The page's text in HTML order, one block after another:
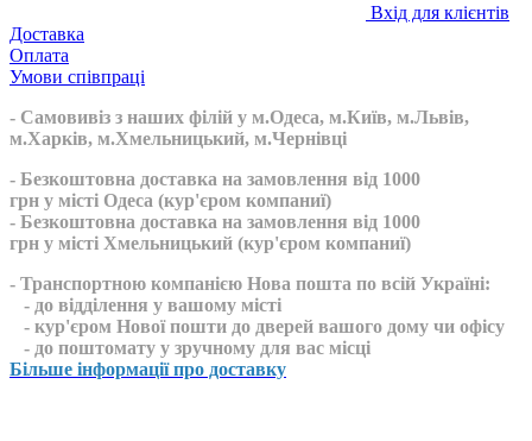
Вхід для клієнтів
Доставка
Оплата
Умови співпраці
- Самовивіз з наших філій у м.Одеса, м.Київ, м.Львів,
м.Харків, м.Хмельницький, м.Чернівці
- Безкоштовна доставка на замовлення від 1000
грн у місті Одеса (кур'єром компаниї)
- Безкоштовна доставка на замовлення від 1000
грн у місті Хмельницький (кур'єром компаниї)
- Транспортною компанією Нова пошта по всій Україні:
- до відділення у вашому місті
- кур'єром Нової пошти до дверей вашого дому чи офісу
- до поштомату у зручному для вас місці
Більше інформації про доставку